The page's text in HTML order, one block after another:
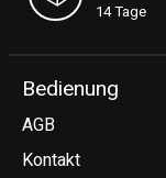
14 Tage
Bedienung
AGB
Kontakt